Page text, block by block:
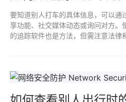
要知道别人打车的具体信息，可以通
享功能、社交媒体动态或询问对方。
的追踪软件也是方法，但需注意法律